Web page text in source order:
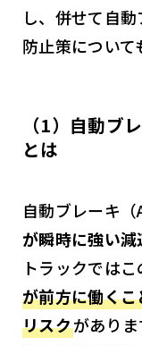
し、併せて自
防止策について
（1）自動ブ
とは
自動ブレーキ（
が瞬時に強い
トラックではこ
が前方に働く
リスクがあり